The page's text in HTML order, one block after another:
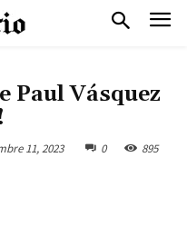
Paul Vásquez
11, 2023 0 895